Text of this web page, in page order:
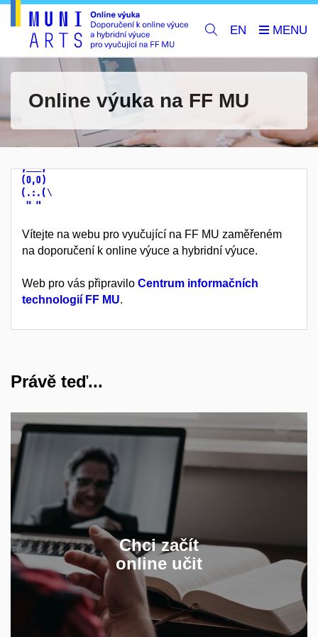
EN
Online výuka na FF MU
Vítejte na webu pro vyučující na FF MU zaměřeném
na doporučení k online výuce a hybridní výuce.
Web pro vás připravilo Centrum informačních
technologií FF MU.
Právě teď...
Chci začít
online učit
vhodnou formu
online výuky a jak se
první hodinu po internetu
připravit?
PŘÍPRAVA ONLINE HODINY